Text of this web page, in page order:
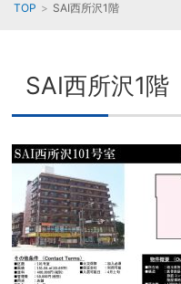
TOP SAI西所沢1階
SAI西所沢1階